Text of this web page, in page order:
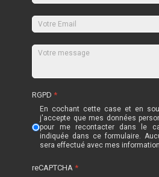
RGPD*
En cochant cette case et en
j'accepte que mes données
pour me recontacter dans le
indiquée dans ce formulaire.
sera effectué avec mes
reCAPTCHA*